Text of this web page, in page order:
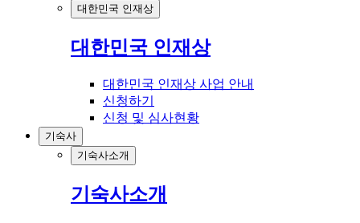
대한민국 인재상
대한민국 인재상
대한민국 인재상 사업 안내
신청하기
신청 및 심사현황
기숙사
기숙사소개
기숙사소개